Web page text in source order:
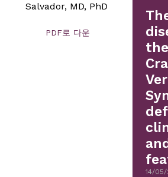
Salvador, MD, PhD
PDF로 다운
14/